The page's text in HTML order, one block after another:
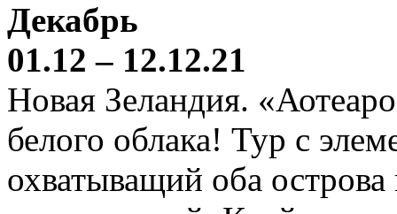
Декабрь
01.12 – 12.12.21
Новая Зеландия.
белого облака! Тур с
охватыващий оба